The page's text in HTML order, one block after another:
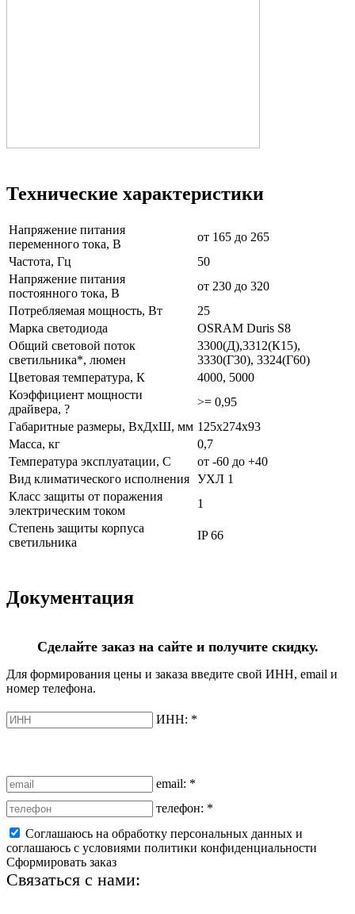
Технические характеристики
Напряжение питания
переменного тока, В
от 165 до 265
Частота, Гц
50
Напряжение питания
постоянного тока, В
от 230 до 320
Потребляемая мощность, Вт
25
Марка светодиода
OSRAM Duris S8
Общий световой поток
светильника*, люмен
3300(Д),3312(К15),
3330(Г30), 3324(Г60)
Цветовая температура, К
4000, 5000
Коэффициент мощности
драйвера, ?
>= 0,95
Габаритные размеры, ВхДхШ, мм 125х274х93
Масса, кг
0,7
Температура эксплуатации, С
от -60 до +40
Вид климатического исполнения УХЛ 1
Класс защиты от поражения
электрическим током
1
Степень защиты корпуса
светильника
IP 66
Документация
Сделайте заказ на сайте и получите скидку.
Для формирования цены и заказа введите свой ИНН, email и
номер телефона.
ИНН: *
email: *
телефон: *
Соглашаюсь на обработку персональных данных и
соглашаюсь с условиями политики конфиденциальности
Сформировать заказ
Связаться с нами: